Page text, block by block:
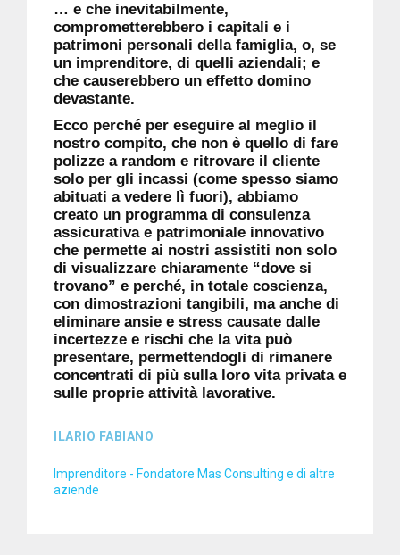
… e che inevitabilmente,
comprometterebbero i capitali e i
patrimoni personali della famiglia, o, se
un imprenditore, di quelli aziendali; e
che causerebbero un effetto domino
devastante.
Ecco perché per eseguire al meglio il
nostro compito, che non è quello di fare
polizze a random e ritrovare il cliente
solo per gli incassi (come spesso siamo
abituati a vedere lì fuori), abbiamo
creato un programma di consulenza
assicurativa e patrimoniale innovativo
che permette ai nostri assistiti non solo
di visualizzare chiaramente “dove si
trovano” e perché, in totale coscienza,
con dimostrazioni tangibili, ma anche di
eliminare ansie e stress causate dalle
incertezze e rischi che la vita può
presentare, permettendogli di rimanere
concentrati di più sulla loro vita privata e
sulle proprie attività lavorative.
ILARIO FABIANO
Imprenditore - Fondatore Mas Consulting e di altre
aziende